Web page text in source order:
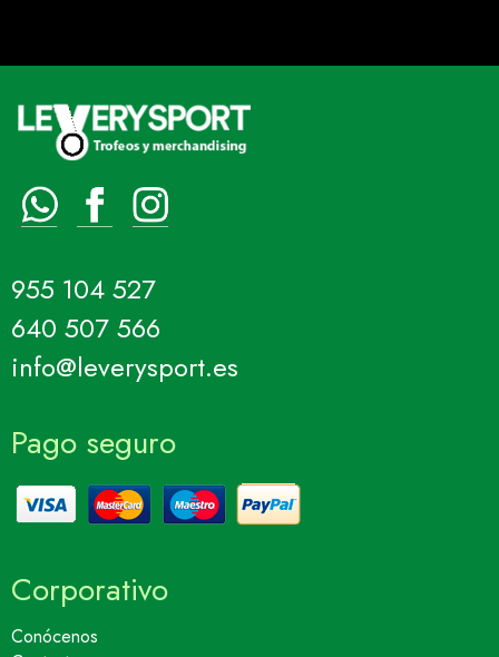
955 104 527
640 507 566
info@leverysport.es
Pago seguro
Corporativo
Conócenos